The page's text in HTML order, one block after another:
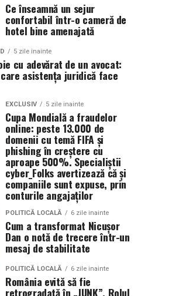
Ce înseamnă un sejur
confortabil într-o cameră de
hotel bine amenajată
5 zile inainte
cu adevărat de un avocat:
asistența juridică face
EXCLUSIV 5 zile inainte
Cupa Mondială a fraudelor
online: peste 13.000 de
domenii cu temă FIFA și
phishing în creștere cu
aproape 500%. Specialiștii
cyber_Folks avertizează că și
companiile sunt expuse, prin
conturile angajaților
POLITICĂ LOCALĂ 6 zile inainte
Cum a transformat Nicușor
Dan o notă de trecere într-un
mesaj de stabilitate
POLITICĂ LOCALĂ 6 zile inainte
România evită să fie
retrogradată în „JUNK”. Rolul